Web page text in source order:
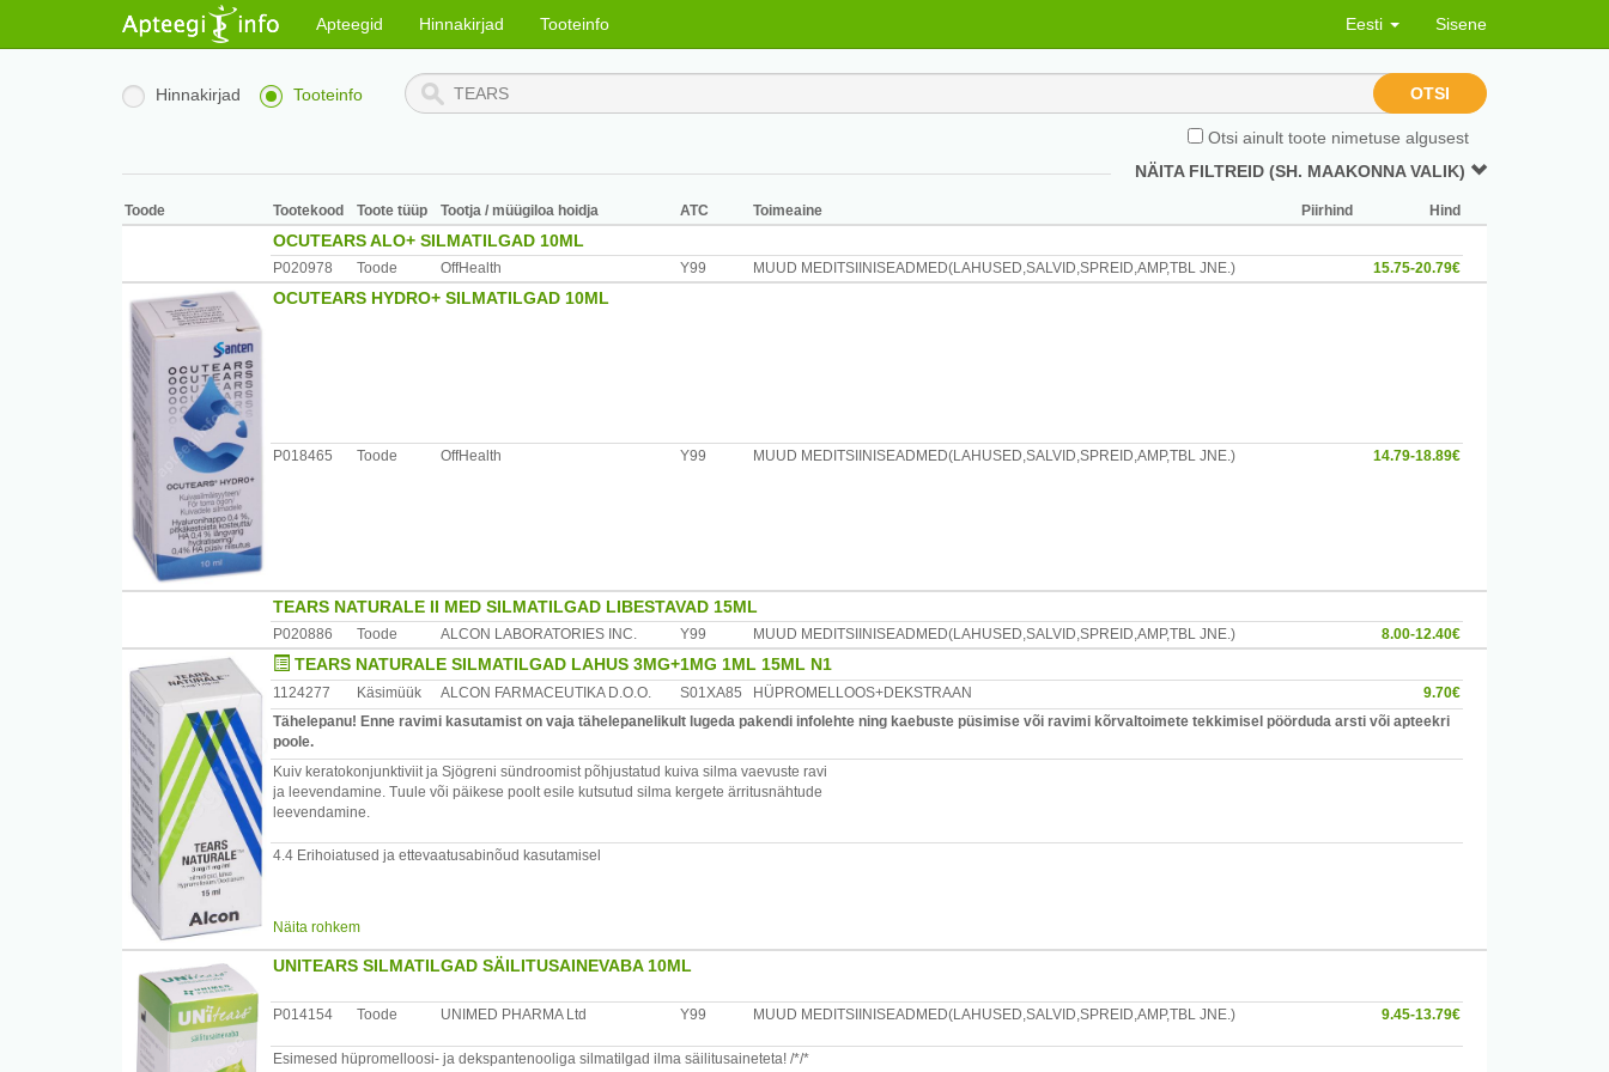
Apteegid Hinnakirjad Tooteinfo Eesti Sisene
Hinnakirjad Tooteinfo OTSI
Otsi ainult toote nimetuse algusest
NÄITA FILTREID (SH. MAAKONNA VALIK)
Toode Tootekood Toote tüüp Tootja / müügiloa hoidja ATC Toimeaine Piirhind Hind
OCUTEARS ALO+ SILMATILGAD 10ML
P020978 Toode OffHealth Y99 MUUD MEDITSIINISEADMED(LAHUSED,SALVID,SPREID,AMP,TBL JNE.) 15.75-20.79€
OCUTEARS HYDRO+ SILMATILGAD 10ML
P018465 Toode OffHealth Y99 MUUD MEDITSIINISEADMED(LAHUSED,SALVID,SPREID,AMP,TBL JNE.) 14.79-18.89€
TEARS NATURALE II MED SILMATILGAD LIBESTAVAD 15ML
P020886 Toode ALCON LABORATORIES INC. Y99 MUUD MEDITSIINISEADMED(LAHUSED,SALVID,SPREID,AMP,TBL JNE.) 8.00-12.40€
TEARS NATURALE SILMATILGAD LAHUS 3MG+1MG 1ML 15ML N1
1124277 Käsimüük ALCON FARMACEUTIKA D.O.O. S01XA85 HÜPROMELLOOS+DEKSTRAAN
9.70€
Tähelepanu! Enne ravimi kasutamist on vaja tähelepanelikult lugeda pakendi infolehte ning kaebuste püsimise või ravimi kõrvaltoimete tekkimisel pöörduda arsti või apteekri
poole.
Kuiv keratokonjunktiviit ja Sjögreni sündroomist põhjustatud kuiva silma vaevuste ravi
ja leevendamine. Tuule või päikese poolt esile kutsutud silma kergete ärritusnähtude
leevendamine.
4.4 Erihoiatused ja ettevaatusabinõud kasutamisel
Püsiva ärrituse korral tuleb ravimi kasutamine katkestada ja konsulteerida silmaarstiga.
viisteist minutit enne kui need tagasi asetavad...
Näita rohkem
UNITEARS SILMATILGAD SÄILITUSAINEVABA 10ML
P014154 Toode UNIMED PHARMA Ltd Y99 MUUD MEDITSIINISEADMED(LAHUSED,SALVID,SPREID,AMP,TBL JNE.) 9.45-13.79€
Esimesed hüpromelloosi- ja dekspantenooliga silmatilgad ilma säilitusaineteta! /*/*